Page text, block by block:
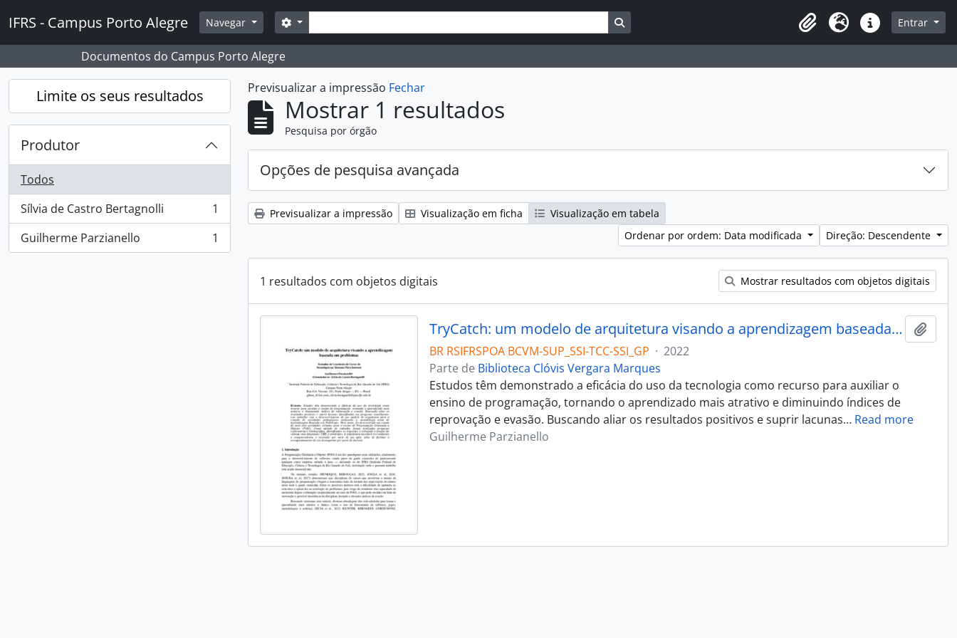
IFRS - Campus Porto Alegre Navegar Pesquisar
Opções de busca Busque na página de navegação
Idioma Ligações rápidas
Entrar
Documentos do Campus Porto Alegre
Limite os seus resultados
Produtor
Todos
Sílvia de Castro Bertagnolli
, 1 resultados
1
Guilherme Parzianello
, 1 resultados 1
Previsualizar a impressão Fechar
Mostrar 1 resultados
Pesquisa por órgão
Opções de pesquisa avançada
Previsualizar a impressão Visualização em ficha
Visualização em tabela
Ordenar por ordem: Data modificada
Direção: Descendente
1 resultados com objetos digitais Mostrar resultados com objetos digitais
TryCatch: um modelo de arquitetura visando a aprendizagem baseada em problemas
BR RSIFRSPOA BCVM-SUP_SSI-TCC-SSI_GP · 2022
Parte de Biblioteca Clóvis Vergara Marques
Estudos têm demonstrado a eficácia do uso da tecnologia como recurso para auxiliar o
ensino de programação, tornando o aprendizado mais atrativo e diminuindo índices de
reprovação e evasão. Buscando aliar os resultados positivos e suprir lacunas… Read more
Guilherme Parzianello